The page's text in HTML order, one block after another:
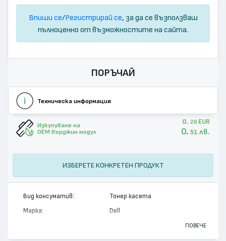
Впиши се/Регистрирай се, за да се възползваш
пълноценно от възможностите на сайта.
ПОРЪЧАЙ
Техническа информация
Изкупуване на
OEM върджин модул
0. 26 EUR
0. 51 лв.
ИЗБЕРЕТЕ КОНКРЕТЕН ПРОДУКТ
Вид консуматив: Тонер касета
Марка: Dell
ПОВЕЧЕ